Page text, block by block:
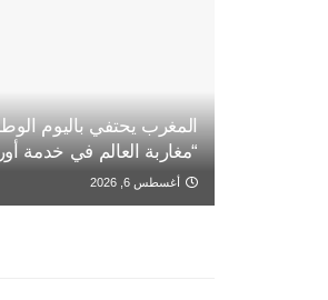
المغرب يحتفي باليوم
“مغاربة العالم في خدمة أوراش
أغسطس 6, 2026